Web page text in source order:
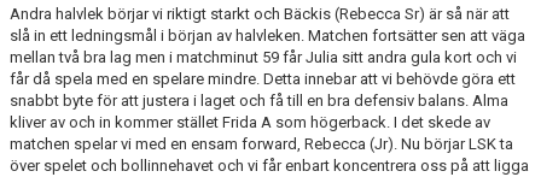
Andra halvlek börjar vi riktigt starkt och Bäckis (Rebecca Sr) är så när att
slå in ett ledningsmål i början av halvleken. Matchen fortsätter sen att väga
mellan två bra lag men i matchminut 59 får Julia sitt andra gula kort och vi
får då spela med en spelare mindre. Detta innebar att vi behövde göra ett
snabbt byte för att justera i laget och få till en bra defensiv balans. Alma
kliver av och in kommer stället Frida A som högerback. I det skede av
matchen spelar vi med en ensam forward, Rebecca (Jr). Nu börjar LSK ta
över spelet och bollinnehavet och vi får enbart koncentrera oss på att ligga